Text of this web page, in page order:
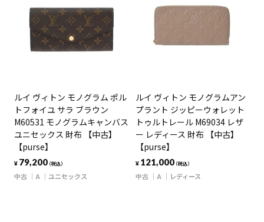
ルイ ヴィトン モノグラム ポル
トフォイユ サラ ブラウン
M60531 モノグラムキャンバス
ユニセックス 財布 【中古】
【purse】
¥ 79,200（税込）
中古 A ユニセックス
ルイ ヴィトン モノグラムアン
プラント ジッピーウォレット
トゥルトレール M69034 レザ
ー レディース 財布 【中古】
【purse】
¥ 121,000（税込）
中古 A レディース